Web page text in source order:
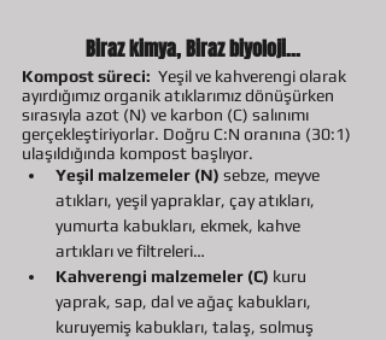
Biraz kimya, Biraz biyoloji...
Kompost süreci: Yeşil ve kahverengi olarak
ayırdığımız organik atıklarımız dönüşürken
sırasıyla azot (N) ve karbon (C) salınımı
gerçekleştiriyorlar. Doğru C:N oranına (30:1)
ulaşıldığında kompost başlıyor.
Yeşil malzemeler (N) sebze, meyve
atıkları, yeşil yapraklar, çay atıkları,
yumurta kabukları, ekmek, kahve
artıkları ve filtreleri…
Kahverengi malzemeler (C) kuru
yaprak, sap, dal ve ağaç kabukları,
kuruyemiş kabukları, talaş, solmuş